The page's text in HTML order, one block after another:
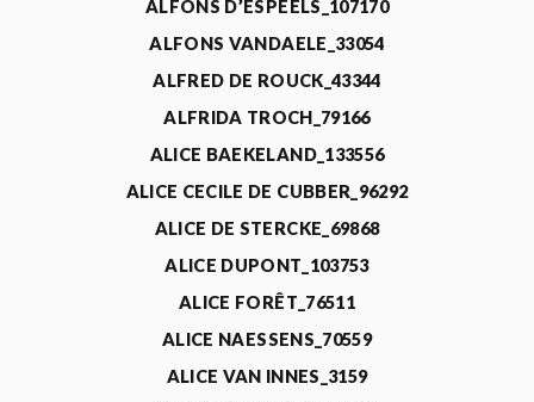
ALFONS D’ESPEELS_107170
ALFONS VANDAELE_33054
ALFRED DE ROUCK_43344
ALFRIDA TROCH_79166
ALICE BAEKELAND_133556
ALICE CECILE DE CUBBER_96292
ALICE DE STERCKE_69868
ALICE DUPONT_103753
ALICE FORÊT_76511
ALICE NAESSENS_70559
ALICE VAN INNES_3159